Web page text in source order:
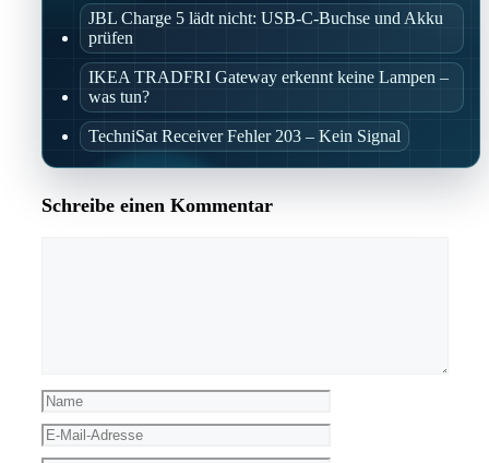
JBL Charge 5 lädt nicht: USB-C-Buchse und Akku
prüfen
IKEA TRADFRI Gateway erkennt keine Lampen –
was tun?
TechniSat Receiver Fehler 203 – Kein Signal
Schreibe einen Kommentar
Name
E-
Mail-